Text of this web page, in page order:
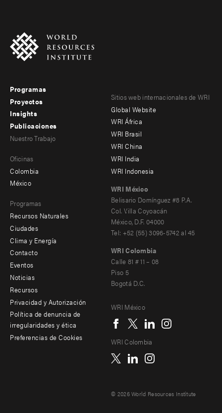
Footer
menu
-
Programas
Proyectos
Insights
Publicaciones
menu
-
Nuestro Trabajo
Oficinas
Colombia
México
Programas
Recursos Naturales
Ciudades
Clima y Energía
Footer
menu
-
Additional
Contacto
Eventos
Noticias
Recursos
Privacidad y Autorización
Política de denuncia de
irregularidades y ética
Preferencias de Cookies
Footer
menu
-
Offices
Sitios web internacionales de WRI
Global Website
WRI África
WRI Brasil
WRI China
WRI India
WRI Indonesia
WRI México
Belisario Domínguez #8 P.A.
Col. Villa Coyoacán
México, D.F. 04000
Tel: +52 (55) 3096-5742 al 45
WRI Colombia
Calle 81 # 11 – 08
Piso 5
Bogotá D.C.
Social
menu
WRI México
WRI Colombia
© 2026 World Resources Institute